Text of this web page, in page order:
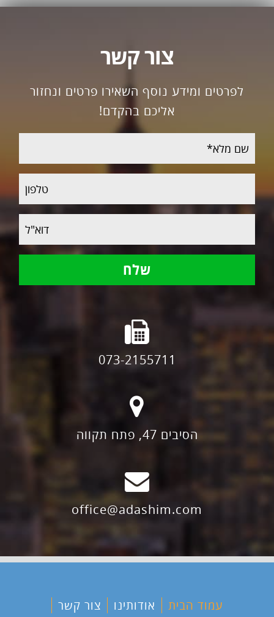
צור קשר
לפרטים ומידע נוסף השאירו פרטים ונחזור
אליכם בהקדם!
מלא
073-2155711
הסיבים 47, פתח תקווה
office@adashim.com
עמוד הבית אודותינו צור קשר